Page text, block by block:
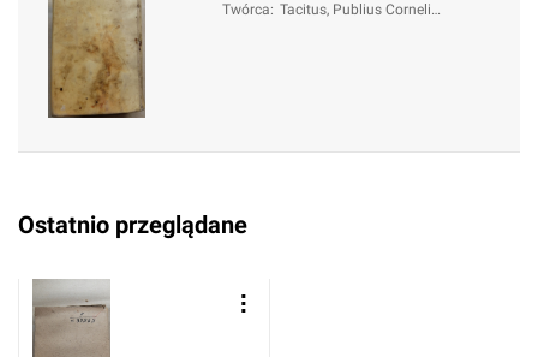
Twórca: Tacitus, Publius Cornelius
Ostatnio przeglądane